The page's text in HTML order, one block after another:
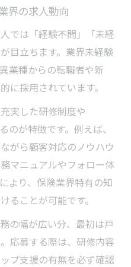
界の求人動向
では「経験不問」「未経
目立ちます。業界未経験
業種からの転職者や新
に採用されています。
実した研修制度や
のが特徴です。例えば、
がら顧客対応のノウハウ
マニュアルやフォロー体
より、保険業界特有の知
ることが可能です。
の幅が広い分、最初は戸
応募する際は、研修内容
プ支援の有無を必ず確認